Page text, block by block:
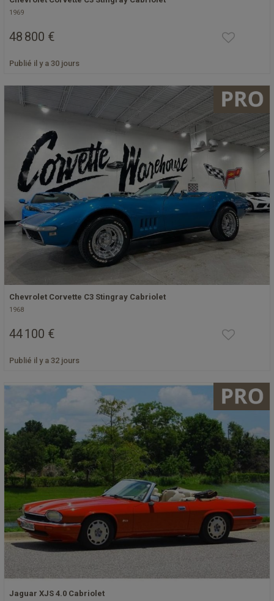
1969
48 800 €
Publié il y a 30 jours
Chevrolet Corvette C3 Stingray Cabriolet
1968
44 100 €
Publié il y a 32 jours
Jaguar XJS 4.0 Cabriolet